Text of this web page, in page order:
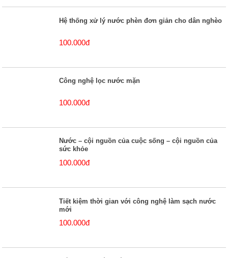
Hệ thống xử lý nước phèn đơn giản cho dân nghèo
100.000đ
Công nghệ lọc nước mặn
100.000đ
Nước – cội nguồn của cuộc sống – cội nguồn của
sức khỏe
100.000đ
Tiết kiệm thời gian với công nghệ làm sạch nước
mới
100.000đ